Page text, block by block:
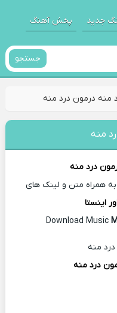
جدید پخش آهنگ
جستجو
منه درمون درد منه
منه
درد منه
به همراه متن و لینک های
اینستا
درد منه